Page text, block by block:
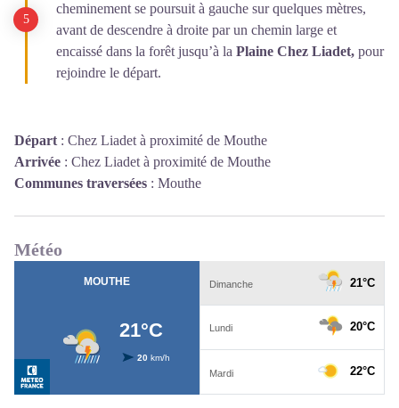
cheminement se poursuit à gauche sur quelques mètres,
avant de descendre à droite par un chemin large et
encaissé dans la forêt jusqu’à la Plaine Chez Liadet, pour
rejoindre le départ.
Départ : Chez Liadet à proximité de Mouthe
Arrivée : Chez Liadet à proximité de Mouthe
Communes traversées : Mouthe
Météo